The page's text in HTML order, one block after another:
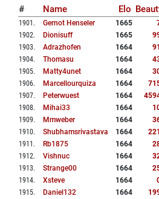
# Name Elo
1901 . Gernot Henseler 1665
1902. Dionisuff 1665
1903. Adrazhofen 1664 91
1904. Thomasu 1664
1905. Matty4unet 1664
1906. Marcellourquiza 1664
1907. Peterwuest 1664
1908. Mihai33 1664
1909. Mmweber 1664
1910. Shubhamsrivastava 1664 221
1911 . Rb1875 1664
1912. Vishnuc 1664
1913. Strange00 1664
1914. Xsteve 1664
1915. Daniel132 1664